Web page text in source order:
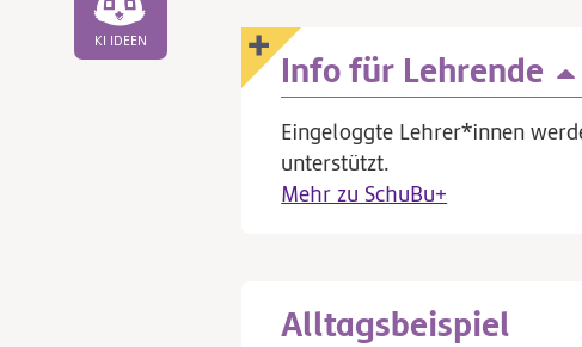
Info für Lehrende
Eingeloggte Lehrer*innen
unterstützt.
Mehr zu SchuBu+
Alltagsbeispiel
KI IDEEN